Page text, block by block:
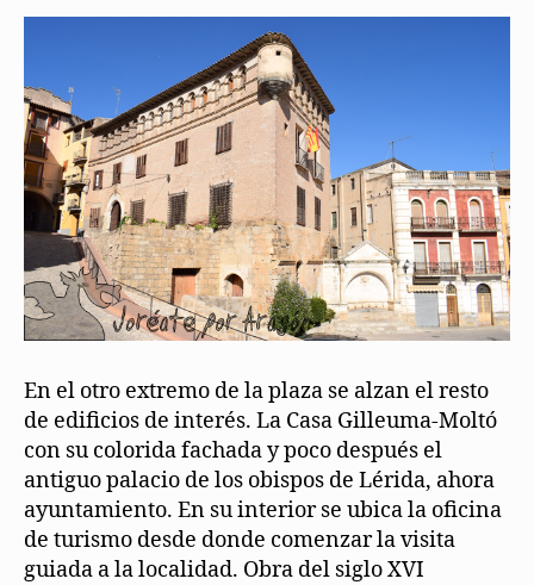
En el otro extremo de la plaza se alzan el resto
de edificios de interés. La Casa Gilleuma-Moltó
con su colorida fachada y poco después el
antiguo palacio de los obispos de Lérida, ahora
ayuntamiento. En su interior se ubica la oficina
de turismo desde donde comenzar la visita
guiada a la localidad. Obra del siglo XVI